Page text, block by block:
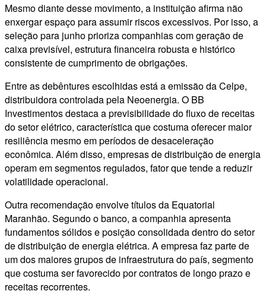
Mesmo diante desse movimento, a instituição afirma não
enxergar espaço para assumir riscos excessivos. Por isso, a
seleção para junho prioriza companhias com geração de
caixa previsível, estrutura financeira robusta e histórico
consistente de cumprimento de obrigações.
Entre as debêntures escolhidas está a emissão da Celpe,
distribuidora controlada pela Neoenergia. O BB
Investimentos destaca a previsibilidade do fluxo de receitas
do setor elétrico, característica que costuma oferecer maior
resiliência mesmo em períodos de desaceleração
econômica. Além disso, empresas de distribuição de energia
operam em segmentos regulados, fator que tende a reduzir
volatilidade operacional.
Outra recomendação envolve títulos da Equatorial
Maranhão. Segundo o banco, a companhia apresenta
fundamentos sólidos e posição consolidada dentro do setor
de distribuição de energia elétrica. A empresa faz parte de
um dos maiores grupos de infraestrutura do país, segmento
que costuma ser favorecido por contratos de longo prazo e
receitas recorrentes.